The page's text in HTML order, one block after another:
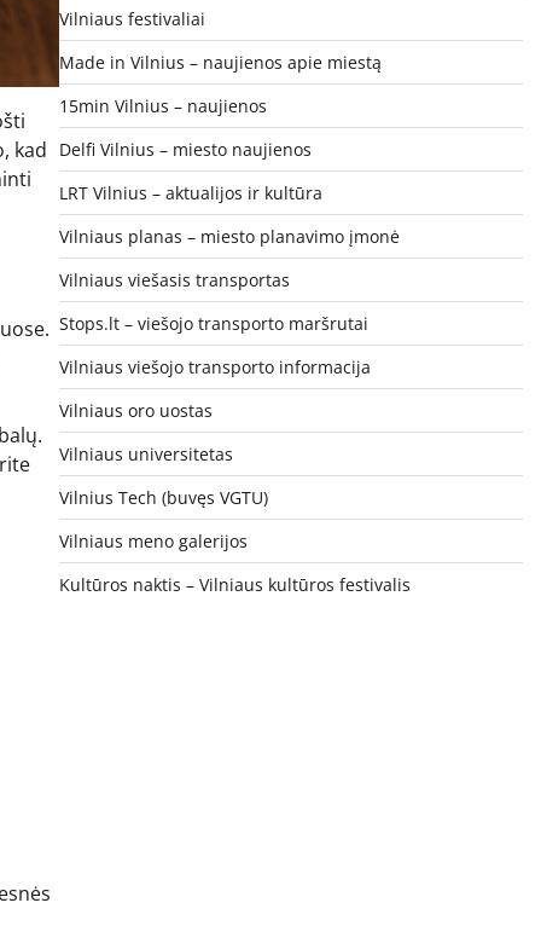
kad
Vilniaus festivaliai
Made in Vilnius – naujienos apie miestą
15min Vilnius – naujienos
Delfi Vilnius – miesto naujienos
LRT Vilnius – aktualijos ir kultūra
Vilniaus planas – miesto planavimo įmonė
Vilniaus viešasis transportas
Stops.lt – viešojo transporto maršrutai
Vilniaus viešojo transporto informacija
Vilniaus oro uostas
Vilniaus universitetas
Vilnius Tech (buvęs VGTU)
Vilniaus meno galerijos
Kultūros naktis – Vilniaus kultūros festivalis